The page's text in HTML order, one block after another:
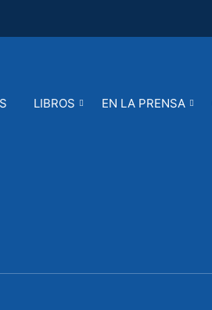
LIBROS EN LA PRENSA